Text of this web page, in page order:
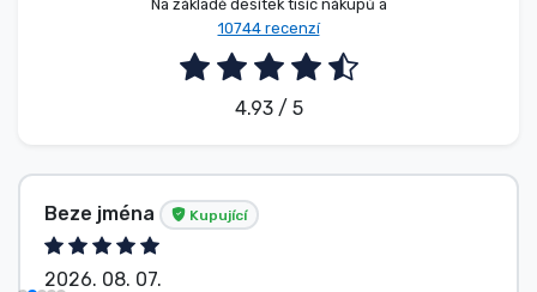
Na základě desítek tisíc nákupů a
10744 recenzí
4.93 / 5
Beze jména Kupující
2026. 08. 07.